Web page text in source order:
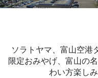
ソラトヤマ、富山空港
限定おみやげ、富山の
わい方楽し